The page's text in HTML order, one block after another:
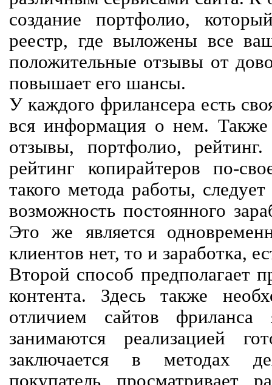
создание портфолио,
реестр, где выложены все
положительные отзывы от
повышает его шансы.
У каждого фрилансера есть
вся информация о нем. Также
отзывы, портфолио,
рейтинг копирайтеров по-
такого метода работы,
возможность постоянного
Это же является
клиентов нет, то и заработка,
Второй способ предполагает
контента. Здесь также
отличием сайтов
занимаются реализацией
заключается в методах
покупатель просматривает